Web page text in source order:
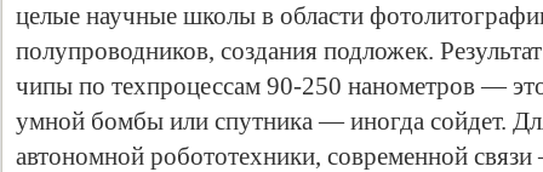
целые научные школы в области
полупроводников, создания подложек.
чипы по техпроцессам 90-250 нанометров —
умной бомбы или спутника — иногда сойдет.
автономной робототехники, современной